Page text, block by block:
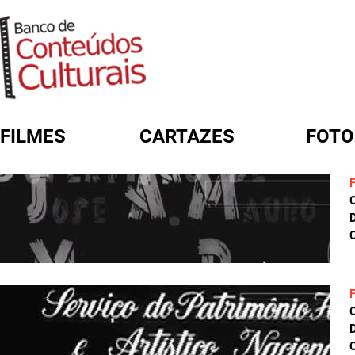
FILMES CARTAZES
FORMULÁRIO DE BUSCA